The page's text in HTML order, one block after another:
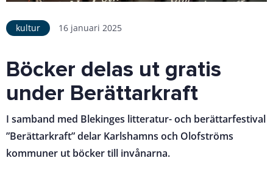
kultur 16 januari 2025
Böcker delas ut gratis
under Berättarkraft
I samband med Blekinges litteratur- och berättarfestival
”Berättarkraft” delar Karlshamns och Olofströms
kommuner ut böcker till invånarna.